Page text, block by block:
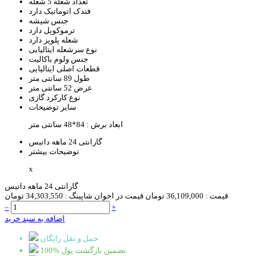
فندک اتوماتیک دارد
جنس شیشه
ترموکوپل دارد
شعله پلوپز دارد
نوع سرشعله ایتالیایی
جنس ولوم باکالیت
قطعات اصلی ایتالیایی
طول 89 سانتی متر
عرض 52 سانتی متر
نوع کارکردگازی
سایر توضیحات
ابعاد برش : 84*48 سانتی متر
گارانتی 24 ماهه داتیس
توضیحات بیشتر
x
گارانتی 24 ماهه داتیس
قیمت : 36,109,000 تومان قیمت در اخوان شاپینگ : 34,303,550 تومان
–
+
اضافه به سبد خرید
حمل و نقل رایگان
100% تضمین بازگشت پول